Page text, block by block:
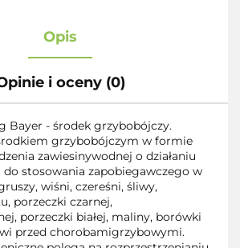
Opis
i oceny (0)
Bayer - środek grzybobójczy.
grzybobójczym w formie
zawiesinywodnej o działaniu
stosowania zapobiegawczego w
wiśni, czereśni, śliwy,
porzeczki czarnej,
porzeczki białej, maliny, borówki
przed chorobamigrzybowymi.